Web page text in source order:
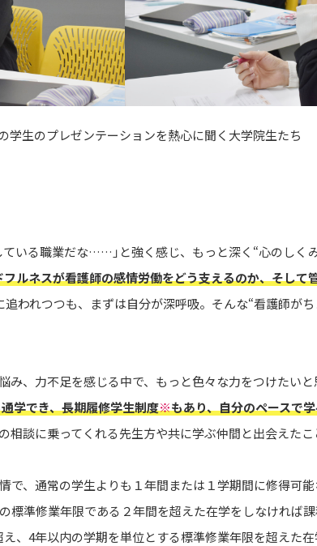
の学生のプレゼンテーションを熱心に聞く大学院生たち
いる職業だな……」と強く感じ、もっと深く“心のしく
ルネスが看護師の感情労働をどう支えるのか、そして
追われつつも、まずは自分が深呼吸。そんな“看護師が
、力不足を感じる中で、もっと色々な力をつけたいと
学でき、長期履修学生制度※もあり、自分のペースで
談に乗ってくれる先生方や共に学ぶ仲間と出会えたこ
で、通常の学生よりも１年間または１学期間に修得可
標準修業年限である２年間を超えた在学をしなければ
、4年以内の学期を単位とする標準修業年限を超えた